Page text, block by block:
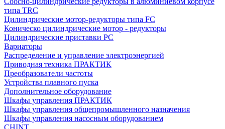
типа TRC
Цилиндрические мотор-редукторы типа FC
Коническо цилиндрические мотор - редукторы
Цилиндрические приставки PC
Вариаторы
Распределение и управление электроэнергией
Приводная техника ПРАКТИК
Преобразователи частоты
Устройства плавного пуска
Дополнительное оборудование
Шкафы управления ПРАКТИК
Шкафы управления общепромышленного назначения
Шкафы управления насосным оборудованием
CHINT